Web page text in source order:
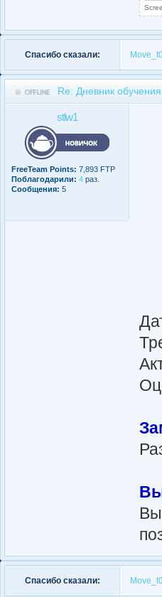
Спасибо сказали:
Re: Дневник
stlw1
FreeTeam Points: 7,893 FTP
Поблагодарили: 4 раз.
Сообщения: 5
Спасибо сказали: